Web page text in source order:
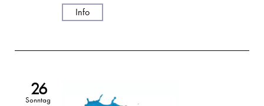
Info
26
Sonntag